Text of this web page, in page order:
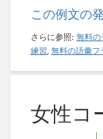
この例文の
さらに参照: 無料の
練習, 無料の語彙フ
女性コ